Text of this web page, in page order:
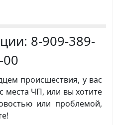
8-909-389-
00
происшествия, у вас
места ЧП, или вы хотите
или проблемой,